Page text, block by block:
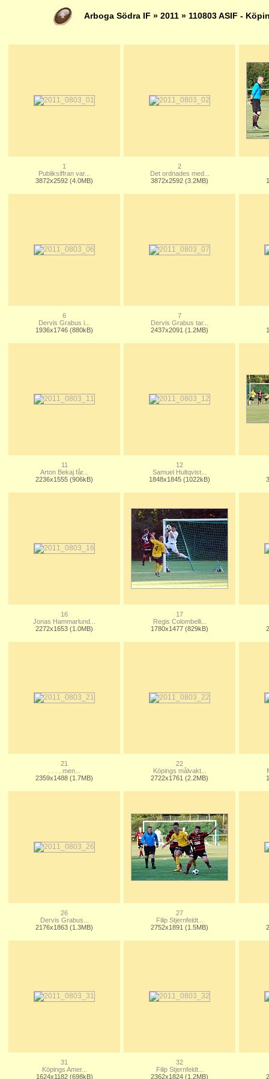
Arboga Södra IF » 2011 » 110803 ASIF -
1
Publiksiffran var...
3872x2592 (4.0MB)
2
Det ordnades med...
3872x2592 (3.2MB)
6
Dervis Grabus i...
1936x1746 (880kB)
7
Dervis Grabus tar...
2437x2091 (1.2MB)
11
Arton Bekaj får...
2236x1555 (906kB)
12
Samuel Hultqvist...
1848x1845 (1022kB)
16
Jonas Hammarlund...
2272x1653 (1.0MB)
17
Regis Colombelli...
1780x1477 (829kB)
21
. . . . men...
2359x1488 (1.7MB)
22
Köpings målvakt...
2722x1761 (2.2MB)
26
Dervis Grabus...
2176x1863 (1.3MB)
27
Filip Stjernfeldt...
2752x1891 (1.5MB)
31
Köpings Amer...
1624x1182 (698kB)
32
Filip Stjernfeldt...
2362x1824 (1.2MB)